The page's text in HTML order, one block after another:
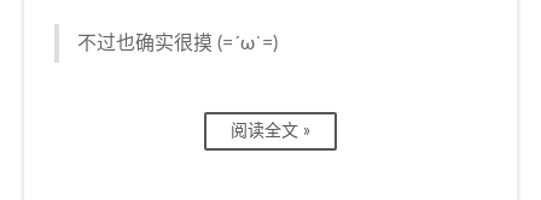
不过也确实很摸 (=´ω`=)
阅读全文 »